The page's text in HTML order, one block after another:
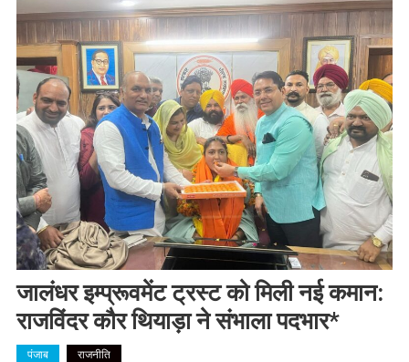
जालंधर इम्प्रूवमेंट ट्रस्ट को मिली नई कमान:
राजविंदर कौर थियाड़ा ने संभाला पदभार*
पंजाब राजनीति